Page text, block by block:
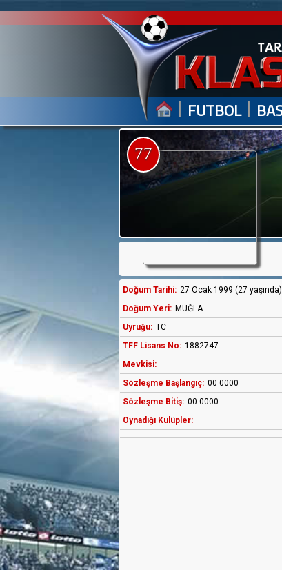
| FUTBOL |
77
Doğum Tarihi: 27 Ocak 1999 (27 yaşında)
Doğum Yeri: MUĞLA
Uyruğu: TC
TFF Lisans No: 1882747
Mevkisi:
Sözleşme Başlangıç: 00 0000
Sözleşme Bitiş: 00 0000
Oynadığı Kulüpler: